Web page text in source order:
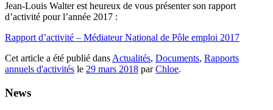
Jean-Louis Walter est heureux de vous présenter son rapport
d’activité pour l’année 2017 :
Rapport d’activité – Médiateur National de Pôle emploi 2017
Cet article a été publié dans Actualités, Documents, Rapports
annuels d'activités le 29 mars 2018 parChloe.
News